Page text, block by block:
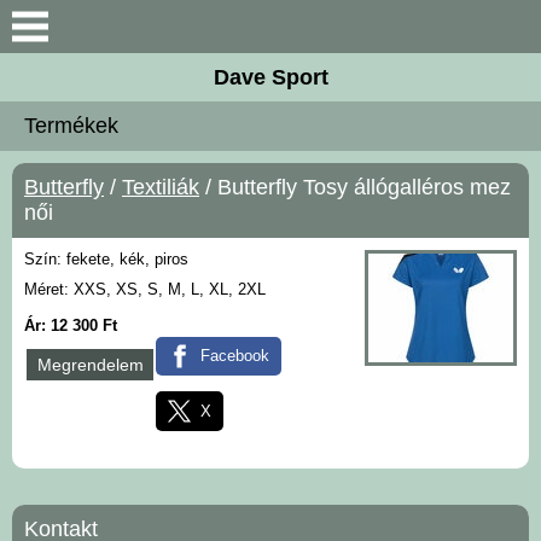
Keresés
Újdonságok
Akciós termékek
Rendelés menete
Kontakt
Dave Sport
Termékek
Butterfly / Textiliák / Butterfly Tosy állógalléros mez
női
Szín: fekete, kék, piros
Méret: XXS, XS, S, M, L, XL, 2XL
Ár: 12 300 Ft
Megrendelem Facebook
X
Kontakt